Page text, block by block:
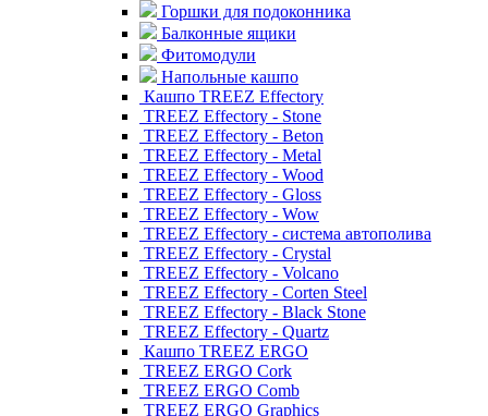
Горшки для подоконника
Балконные ящики
Фитомодули
Напольные кашпо
Кашпо TREEZ Effectory
TREEZ Effectory - Stone
TREEZ Effectory - Beton
TREEZ Effectory - Metal
TREEZ Effectory - Wood
TREEZ Effectory - Gloss
TREEZ Effectory - Wow
TREEZ Effectory - система автополива
TREEZ Effectory - Crystal
TREEZ Effectory - Volcano
TREEZ Effectory - Corten Steel
TREEZ Effectory - Black Stone
TREEZ Effectory - Quartz
Кашпо TREEZ ERGO
TREEZ ERGO Cork
TREEZ ERGO Comb
TREEZ ERGO Graphics